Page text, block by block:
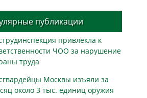
публикации
привлекла к
ЧОО за нарушение
труда
Москвы изъяли за
около 3 тыс. единиц оружия